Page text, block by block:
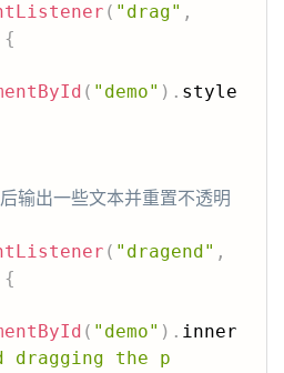
( "drag" ,
{
( "demo" ) . style
出一些文本并重置不透明
( "dragend" ,
{
( "demo" ) . inner
dragging the p